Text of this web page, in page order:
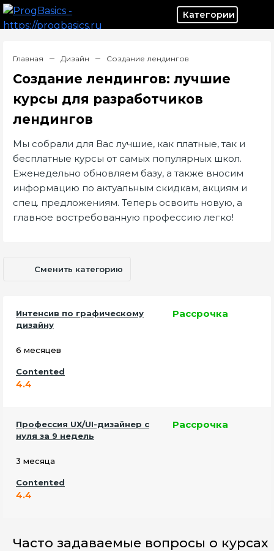
Главная Дизайн Создание лендингов
Создание лендингов: лучшие
курсы для разработчиков
лендингов
Мы собрали для Вас лучшие, как платные, так и
бесплатные курсы от самых популярных школ.
Еженедельно обновляем базу, а также вносим
информацию по актуальным скидкам, акциям и
спец. предложениям. Теперь освоить новую, а
главное востребованную профессию легко!
Сменить категорию
Интенсив по графическому
дизайну
Contented
4.4
6 месяцев
Рассрочка
Профессия UX/UI-дизайнер с
нуля за 9 недель
Contented
4.4
3 месяца
Рассрочка
Часто задаваемые вопросы о курсах